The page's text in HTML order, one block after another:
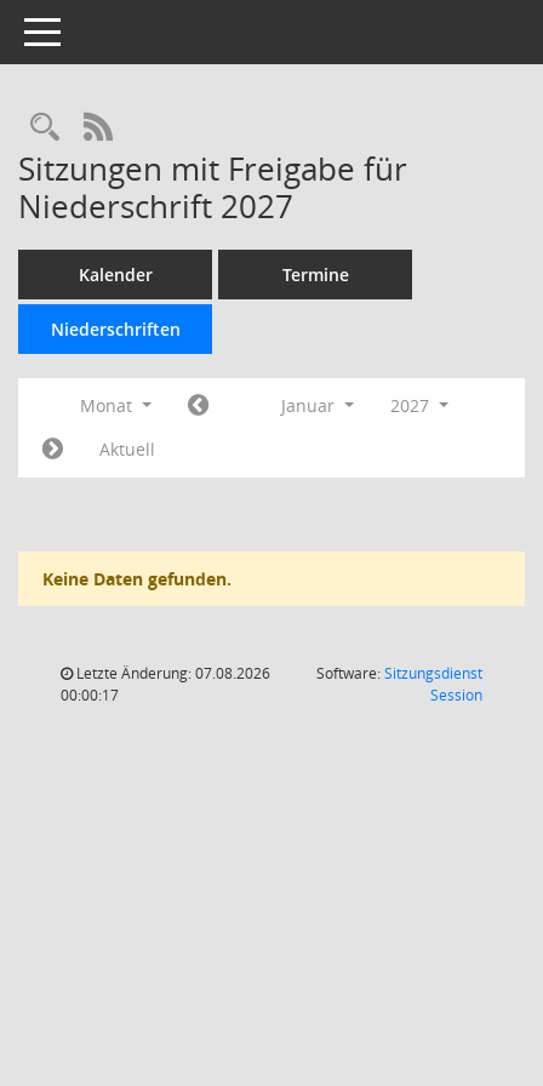
Toggle navigation
Rechercheauswahl
RSS-Feed
Sitzungen mit Freigabe für
Niederschrift 2027
Kalender Termine
Niederschriften
Monat Januar
2027
Aktuell
Keine Daten gefunden.
Letzte Änderung: 07.08.2026
00:00:17
Software:Sitzungsdienst
Session(Wird in